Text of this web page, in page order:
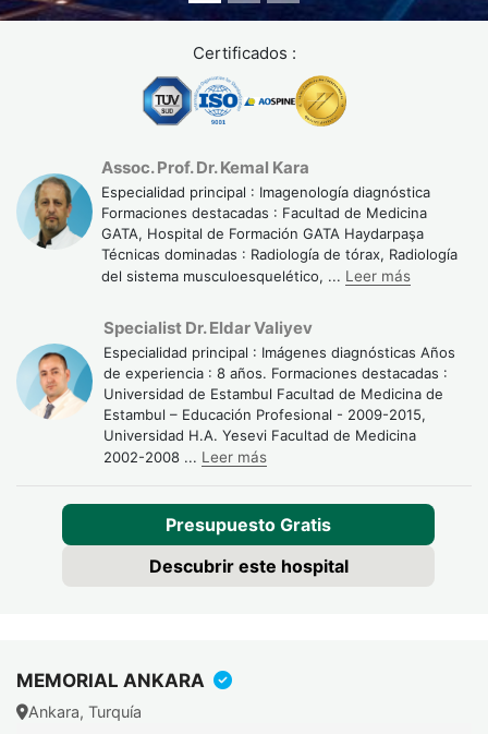
Certificados :
Assoc. Prof. Dr. Kemal Kara
Especialidad principal : Imagenología diagnóstica
Formaciones destacadas : Facultad de Medicina
GATA, Hospital de Formación GATA Haydarpaşa
Técnicas dominadas : Radiología de tórax, Radiología
del sistema musculoesquelético, ... Leer más
Specialist Dr. Eldar Valiyev
Especialidad principal : Imágenes diagnósticas Años
de experiencia : 8 años. Formaciones destacadas :
Universidad de Estambul Facultad de Medicina de
Estambul – Educación Profesional - 2009-2015,
Universidad H.A. Yesevi Facultad de Medicina
2002-2008 ... Leer más
Presupuesto Gratis
Descubrir este hospital
MEMORIAL ANKARA
Ankara, Turquía